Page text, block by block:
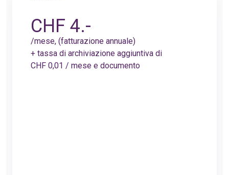
CHF 4.-
/mese, (fatturazione annuale)
+ tassa di archiviazione aggiuntiva di
CHF 0,01 / mese e documento